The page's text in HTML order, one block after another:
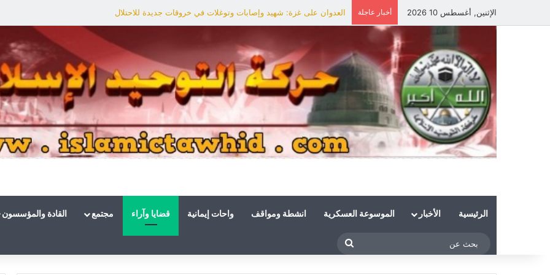
الإثنين, أغسطس 10 2026 أخبار عاجلة العدوان على غزة: شهيد وإصابات وتوغلات في خروقات جديدة للاحتلال
الرئيسية الأخبار الموسوعة العسكرية انشطة ومواقف واحات إيمانية قضايا وآراء مجتمع القادة والمؤسسون